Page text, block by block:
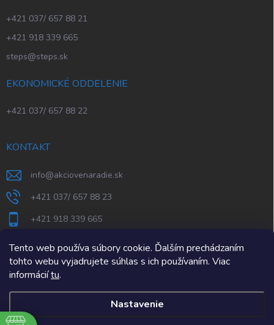
Tento web používa súbory cookie. Ďalším prechádzaním
tohto webu vyjadrujete súhlas s ich používaním. Viac
informáciítu.
Nastavenie
+421 037/ 657 88 21
+421 918 339 665
steps@steps.sk
EKONOMICKÉ ODDELENIE
+421 037/ 657 88 22
KONTAKT
info@akciovenaradie.sk
+421 037/ 657 88 23
+421 918 339 665
STEPS Nitra